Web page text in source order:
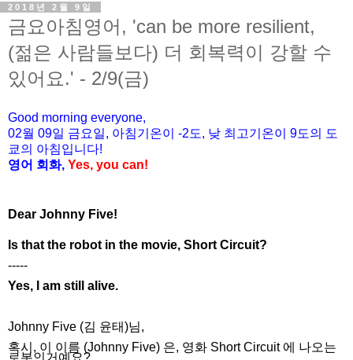
2018년 2월 9일
금요아침영어, 'can be more resilient,
(젊은 사람들보다) 더 회복력이 강할 수
있어요.' - 2/9(금)
Good morning everyone,
02월 09일 금요일, 아침기온이 -2도, 낮 최고기온이
9도의 도
쿄의 아침입니다!
영어 회화, Yes, you can!
Dear Johnny Five!
Is that the robot in the movie, Short Circuit?
-----
Yes, I am still alive.
Johnny Five (김 윤태)님,
혹시, 이 이름 (Johnny Five) 은, 영화 Short Circuit 에 나오는
로봇인거예요?